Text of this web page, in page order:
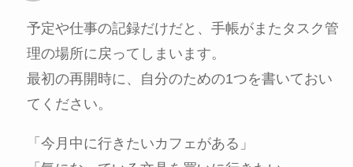
予定や仕事の記録だけだと、手帳がまたタスク管
理の場所に戻ってしまいます。
最初の再開時に、自分のための1つを書いておい
てください。
「今月中に行きたいカフェがある」